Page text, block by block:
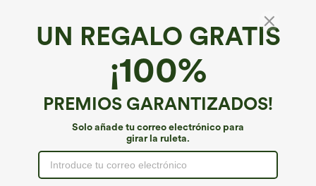
UN REGALO GRATIS
¡100%
PREMIOS GARANTIZADOS!
Solo añade tu correo electrónico para
girar la ruleta.
pierna ancha en micro‑waffle